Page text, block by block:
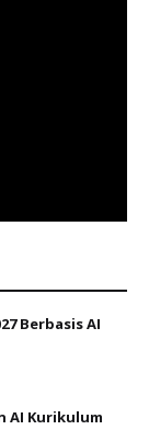
Berbasis AI
AI Kurikulum